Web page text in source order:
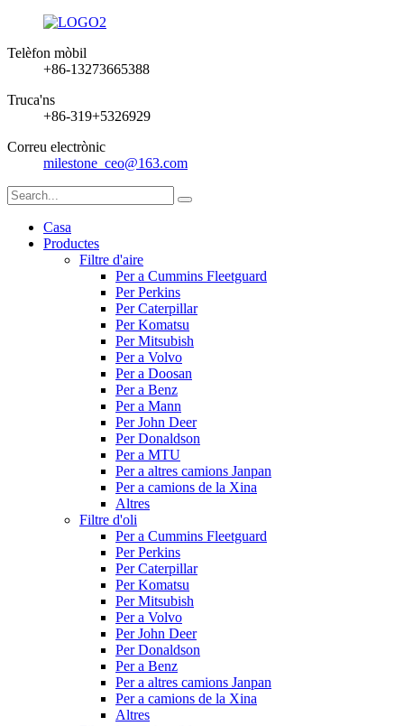
Telèfon mòbil
+86-13273665388
Truca'ns
+86-319+5326929
Correu electrònic
milestone_ceo@163.com
Casa
Productes
Filtre d'aire
Per a Cummins Fleetguard
Per Perkins
Per Caterpillar
Per Komatsu
Per Mitsubish
Per a Volvo
Per a Doosan
Per a Benz
Per a Mann
Per John Deer
Per Donaldson
Per a MTU
Per a altres camions Janpan
Per a camions de la Xina
Altres
Filtre d'oli
Per a Cummins Fleetguard
Per Perkins
Per Caterpillar
Per Komatsu
Per Mitsubish
Per a Volvo
Per John Deer
Per Donaldson
Per a Benz
Per a altres camions Janpan
Per a camions de la Xina
Altres